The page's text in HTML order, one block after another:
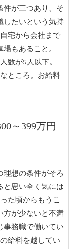
件が三つあり、そ
したいという気持
宅から会社まで
もあること。
数が5人以下。
ところ。お給料
～399万円
理想の条件がそろ
と思い全く気には
た頃からもうこ
方が少ないと不満
事務職で働いてい
給料を越してい